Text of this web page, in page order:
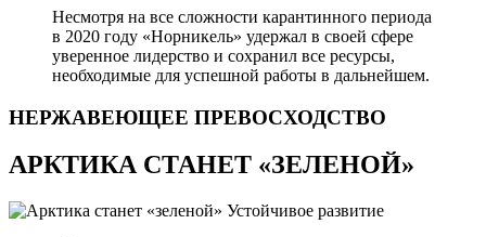
Несмотря на все сложности карантинного периода
в 2020 году «Норникель» удержал в своей сфере
уверенное лидерство и сохранил все ресурсы,
необходимые для успешной работы в дальнейшем.
НЕРЖАВЕЮЩЕЕ ПРЕВОСХОДСТВО
АРКТИКА СТАНЕТ «ЗЕЛЕНОЙ»
Устойчивое развитие